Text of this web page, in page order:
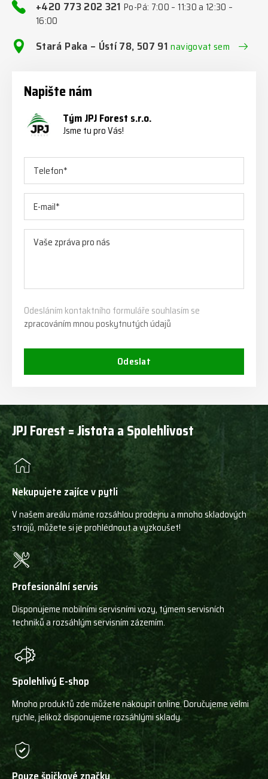
+420 773 202 321Po-Pá: 7:00 – 11:30 a 12:30 –
16:00
Stará Paka – Ústí 78, 507 91navigovat sem
Napište nám
Tým JPJ Forest s.r.o.
Jsme tu pro Vás!
Odesláním kontaktního formuláře souhlasím se
zpracováním mnou poskytnutých údajů
Odeslat
JPJ Forest = Jistota a Spolehlivost
Nekupujete zajíce v pytli
V našem areálu máme rozsáhlou prodejnu a mnoho skladových
strojů, můžete si je prohlédnout a vyzkoušet!
Profesionální servis
Disponujeme mobilními servisními vozy, týmem servisních
techniků a rozsáhlým servisním zázemím.
Spolehlivý E-shop
Mnoho produktů zde můžete nakoupit online. Doručujeme velmi
rychle, jelikož disponujeme rozsáhlými sklady.